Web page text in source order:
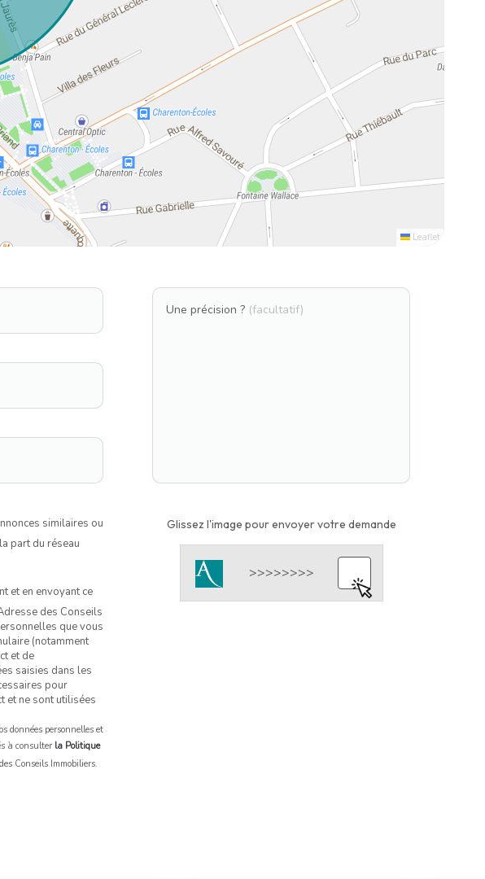
Leaflet
similaires ou
part du réseau
et en envoyant ce
des Conseils
que vous
(notamment
et de
saisies dans les
pour
et ne sont utilisées
données personnelles et
à consulter la Politique
Conseils Immobiliers.
Une précision ? (facultatif)
Glissez l'image pour envoyer votre demande